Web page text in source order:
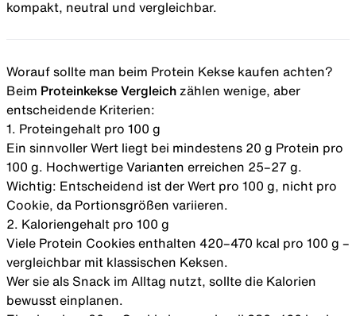
kompakt, neutral und vergleichbar.
Worauf sollte man beim Protein Kekse kaufen achten?
Beim Proteinkekse Vergleich zählen wenige, aber
entscheidende Kriterien:
1. Proteingehalt pro 100 g
Ein sinnvoller Wert liegt bei mindestens 20 g Protein pro
100 g. Hochwertige Varianten erreichen 25–27 g.
Wichtig: Entscheidend ist der Wert pro 100 g, nicht pro
Cookie, da Portionsgrößen variieren.
2. Kaloriengehalt pro 100 g
Viele Protein Cookies enthalten 420–470 kcal pro 100 g –
vergleichbar mit klassischen Keksen.
Wer sie als Snack im Alltag nutzt, sollte die Kalorien
bewusst einplanen.